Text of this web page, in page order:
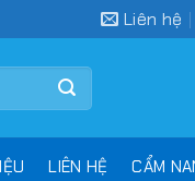
Liên hệ
LIÊN HỆ CẨM